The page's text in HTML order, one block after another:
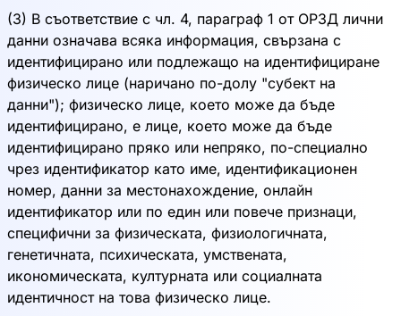
(3) В съответствие с чл. 4, параграф 1 от ОРЗД лични
данни означава всяка информация, свързана с
идентифицирано или подлежащо на идентифициране
физическо лице (наричано по-долу "субект на
данни"); физическо лице, което може да бъде
идентифицирано, е лице, което може да бъде
идентифицирано пряко или непряко, по-специално
чрез идентификатор като име, идентификационен
номер, данни за местонахождение, онлайн
идентификатор или по един или повече признаци,
специфични за физическата, физиологичната,
генетичната, психическата, умствената,
икономическата, културната или социалната
идентичност на това физическо лице.